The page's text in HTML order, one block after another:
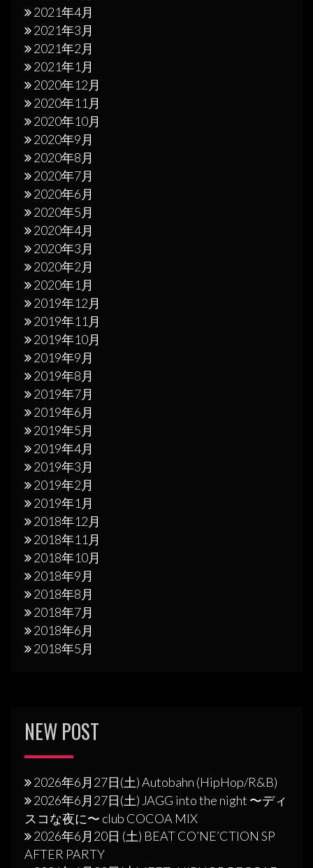
2021年4月
2021年3月
2021年2月
2021年1月
2020年12月
2020年11月
2020年10月
2020年9月
2020年8月
2020年7月
2020年6月
2020年5月
2020年4月
2020年3月
2020年2月
2020年1月
2019年12月
2019年11月
2019年10月
2019年9月
2019年8月
2019年7月
2019年6月
2019年5月
2019年4月
2019年3月
2019年2月
2019年1月
2018年12月
2018年11月
2018年10月
2018年9月
2018年8月
2018年7月
2018年6月
2018年5月
NEW POST
2026年6月27日(土) Autobahn (HipHop/R&B)
2026年6月27日(土) JAGG into the night 〜ディ
スコな夜に〜 club COCOA MIX
2026年6月20日 (土) BEAT CO’NE’CTION SP
AFTER PARTY